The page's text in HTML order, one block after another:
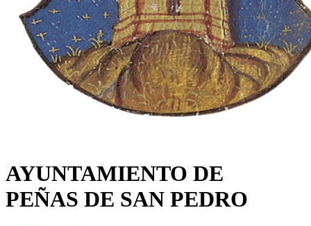
AYUNTAMIENTO DE
PEÑAS DE SAN PEDRO